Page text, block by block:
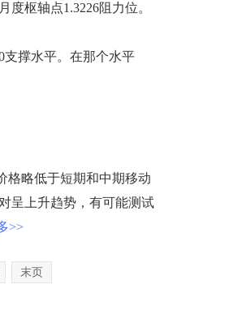
枢轴点1.3226阻力位。
撑水平。在那个水平
略低于短期和中期移动
呈上升趋势，有可能测试
>>
末页